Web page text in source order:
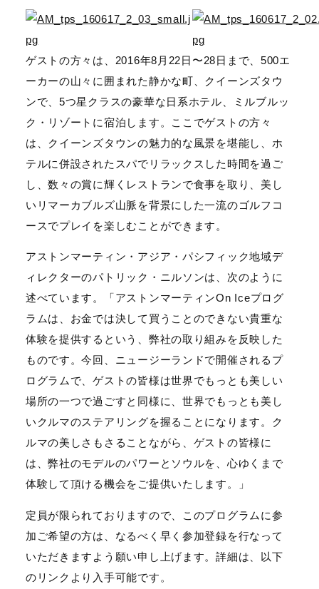
ゲストの方々は、2016年8月22日〜28日まで、500エ
ーカーの山々に囲まれた静かな町、クイーンズタウ
ンで、5つ星クラスの豪華な日系ホテル、ミルブルッ
ク・リゾートに宿泊します。ここでゲストの方々
は、クイーンズタウンの魅力的な風景を堪能し、ホ
テルに併設されたスパでリラックスした時間を過ご
し、数々の賞に輝くレストランで食事を取り、美し
いリマーカブルズ山脈を背景にした一流のゴルフコ
ースでプレイを楽しむことができます。
アストンマーティン・アジア・パシフィック地域デ
ィレクターのパトリック・ニルソンは、次のように
述べています。「アストンマーティンOn Iceプログ
ラムは、お金では決して買うことのできない貴重な
体験を提供するという、弊社の取り組みを反映した
ものです。今回、ニュージーランドで開催されるプ
ログラムで、ゲストの皆様は世界でもっとも美しい
場所の一つで過ごすと同様に、世界でもっとも美し
いクルマのステアリングを握ることになります。ク
ルマの美しさもさることながら、ゲストの皆様に
は、弊社のモデルのパワーとソウルを、心ゆくまで
体験して頂ける機会をご提供いたします。」
定員が限られておりますので、このプログラムに参
加ご希望の方は、なるべく早く参加登録を行なって
いただきますよう願い申し上げます。詳細は、以下
のリンクより入手可能です。